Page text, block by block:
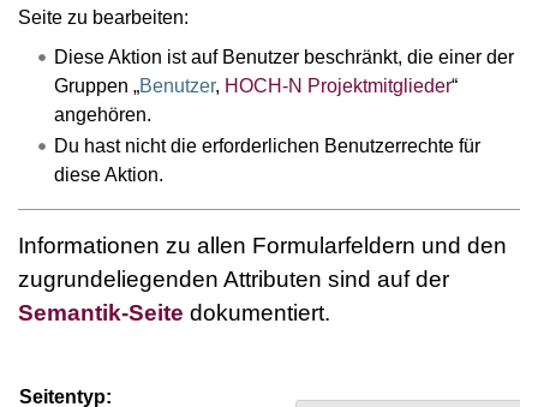
Seite zu bearbeiten:
Diese Aktion ist auf Benutzer beschränkt, die einer der
Gruppen „Benutzer, HOCH-N Projektmitglieder“
angehören.
Du hast nicht die erforderlichen Benutzerrechte für
diese Aktion.
Informationen zu allen Formularfeldern und den
zugrundeliegenden Attributen sind auf der
Semantik-Seite dokumentiert.
Seitentyp: